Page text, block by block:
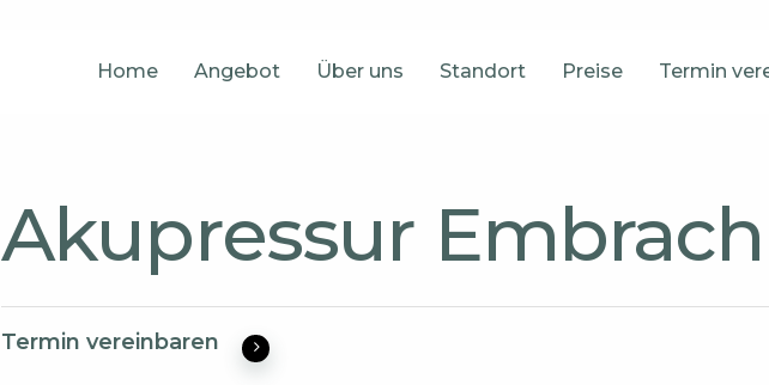
Home Angebot Über uns Standort Preise Termin
Akupressur Embrach
Termin vereinbaren